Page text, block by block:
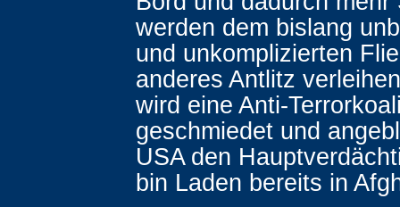
werden dem bislang
und unkomplizierten
anderes Antlitz
wird eine Anti-
geschmiedet und
USA den
bin Laden bereits in